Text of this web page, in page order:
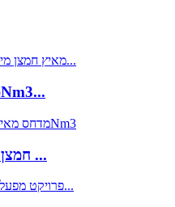
מילוי מאיץ חמצן 40Nm3...
30Nm3 חמצן בלחץ גבוה ...